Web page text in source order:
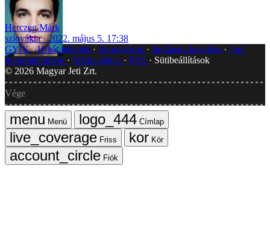
Herczeg Márk
szlovákia
2022. május 5. 17:38
GYIK Hibát jelentek Impresszum Javítások kezelése
Jogi
dokumentumok
Médiaajánlat RSS
Sütibeállítások
© 2026 Magyar Jeti Zrt.
Vége
Menü
Címlap
Friss
Kör
Fiók